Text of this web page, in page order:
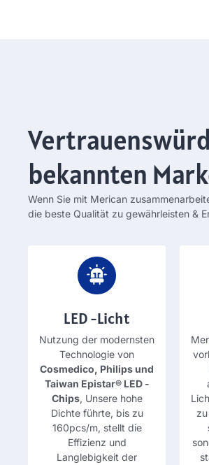
bekannten
Wenn Sie mit Merican
die beste Qualität zu gewährleisten &
LED -Licht
Nutzung der modernsten
Technologie von
Cosmedico, Philips und
Taiwan Epistar® LED -
Chips, Unsere hohe
Dichte führte, bis zu
160pcs/m, stellt die
Effizienz und
Langlebigkeit der